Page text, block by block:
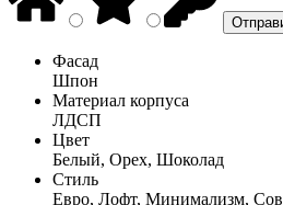
Фасад
Шпон
Материал корпуса
ЛДСП
Цвет
Белый, Орех, Шоколад
Стиль
Евро, Лофт, Минимализм,